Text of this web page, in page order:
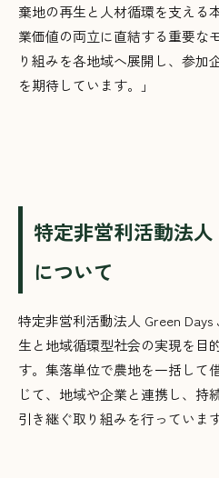
棄地の再生と人材循環を支える
業価値の両立に直結する重要な
り組みを各地域へ展開し、参加
を期待しています。」
特定非営利活動法
について
特定非営利活動法人 Green
生と地域循環型社会の実現を目
す。集落単位で農地を一括して
じて、地域や企業と連携し、持
引き継ぐ取り組みを行っています